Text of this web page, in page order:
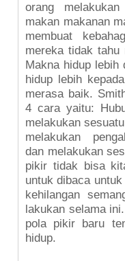
orang
makan makanan
membuat
mereka tidak tahu
Makna hidup lebih
hidup lebih
merasa baik.
4 cara yaitu:
melakukan
melakukan
dan melakukan
pikir tidak bisa
untuk dibaca
kehilangan
lakukan selama
pola pikir baru
hidup.